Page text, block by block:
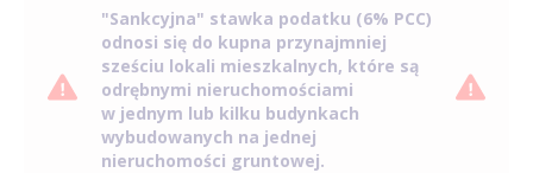
"Sankcyjna" stawka podatku (6% PCC)
odnosi się do kupna przynajmniej
sześciu lokali mieszkalnych, które są
odrębnymi nieruchomościami
w jednym lub kilku budynkach
wybudowanych na jednej
nieruchomości gruntowej.